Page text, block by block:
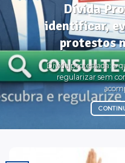
Dívida
identificar,
protestos
Dívida protestada: o
regularizar sem